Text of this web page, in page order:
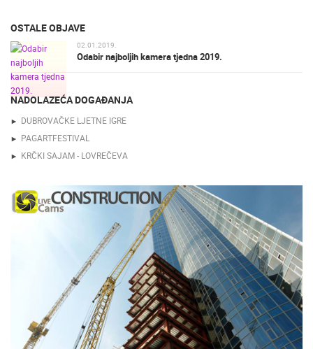
OSTALE OBJAVE
02.01.2019.
Odabir najboljih kamera tjedna 2019.
NADOLAZEĆA DOGAĐANJA
DUBROVAČKE LJETNE IGRE
PAGARTFESTIVAL
KRČKI SAJAM - LOVREČEVA